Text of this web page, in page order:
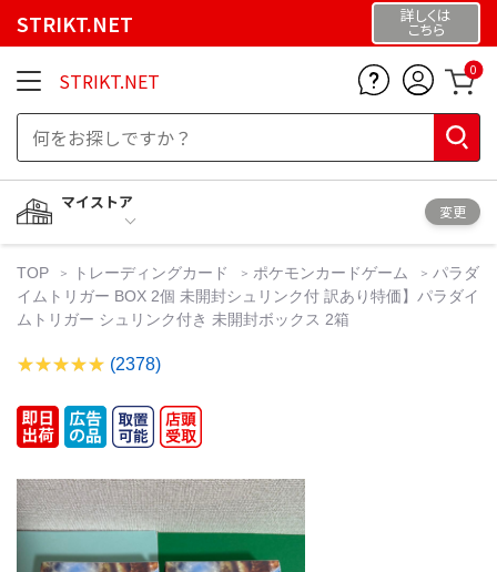
STRIKT.NET 詳しくは
こちら
STRIKT.NET 0
マイストア
変更
TOP トレーディングカード ポケモンカードゲーム
パラダ
イムトリガー BOX 2個 未開封シュリンク付 訳あり特価】パラダイ
ムトリガー シュリンク付き 未開封ボックス 2箱
(2378)